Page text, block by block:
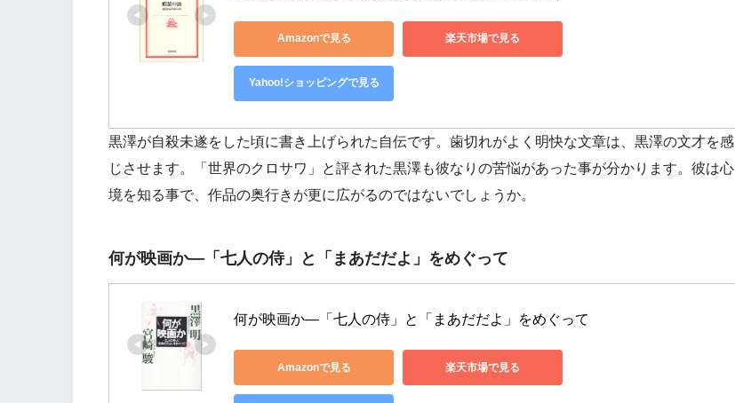
Amazonで見る 楽天市場で見る
Yahoo!ショッピングで見る
黒澤が自殺未遂をした頃に書き上げられた自伝です。歯切れがよく明快な文章は、黒澤の文才を感
じさせます。「世界のクロサワ」と評された黒澤も彼なりの苦悩があった事が分かります。彼は心
境を知る事で、作品の奥行きが更に広がるのではないでしょうか。
何が映画か―「七人の侍」と「まあだだよ」をめぐって
何が映画か―「七人の侍」と「まあだだよ」をめぐって
Amazonで見る 楽天市場で見る